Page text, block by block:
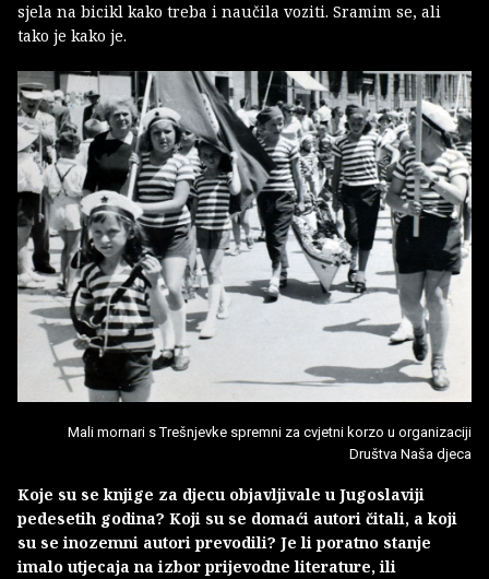
sjela na bicikl kako treba i naučila voziti. Sramim se, ali
tako je kako je.
Mali mornari s Trešnjevke spremni za cvjetni korzo u organizaciji
Društva Naša djeca
Koje su se knjige za djecu objavljivale u Jugoslaviji
pedesetih godina? Koji su se domaći autori čitali, a koji
su se inozemni autori prevodili? Je li poratno stanje
imalo utjecaja na izbor prijevodne literature, ili